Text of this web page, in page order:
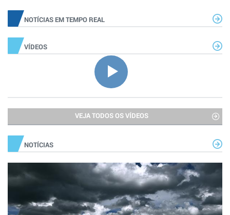
NOTÍCIAS EM TEMPO REAL
VÍDEOS
VEJA TODOS OS VÍDEOS
NOTÍCIAS